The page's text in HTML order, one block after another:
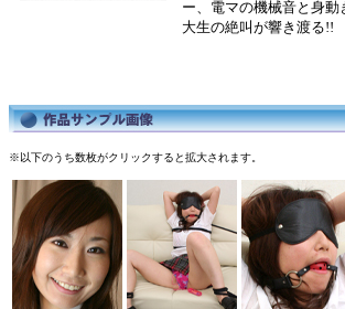
ー、電マの機械音と身動
大生の絶叫が響き渡る!!
※以下のうち数枚がクリックすると拡大されます。